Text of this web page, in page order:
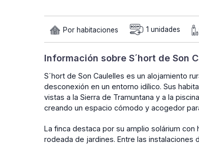
Por habitaciones 1 unidades
Información sobre S´hort de Son
S´hort de Son Caulelles es un alojamiento
desconexión en un entorno idílico. Sus
vistas a la Sierra de Tramuntana y a la
creando un espacio cómodo y acogedor
La finca destaca por su amplio solárium
rodeada de jardines. Entre las instalaciones